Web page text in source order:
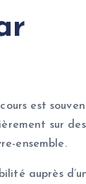
est
sur
ensemble.
auprès